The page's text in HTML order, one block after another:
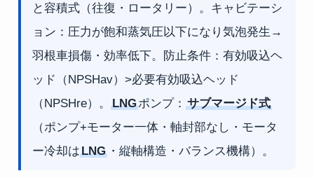
と容積式（往復・ロータリー）。キャビテーシ
ョン：圧力が飽和蒸気圧以下になり気泡発生→
羽根車損傷・効率低下。防止条件：有効吸込ヘ
ッド（NPSHav）>必要有効吸込ヘッド
（NPSHre）。
LNGポンプ： サブマージド式
（ポンプ+モーター一体・軸封部なし・モータ
ー冷却はLNG・縦軸構造・バランス機構）。